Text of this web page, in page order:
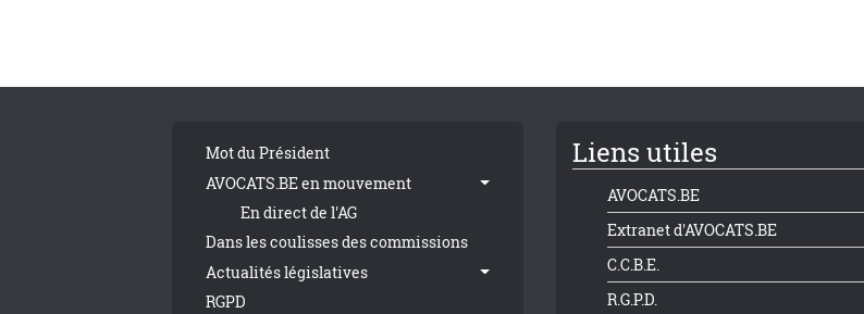
Tribune Footer
Mot du Président
AVOCATS.BE en mouvement
En direct de l'AG
Dans les coulisses des commissions
Actualités législatives
RGPD
Liens utiles
AVOCATS.BE
Extranet d'AVOCATS.BE
C.C.B.E.
R.G.P.D.